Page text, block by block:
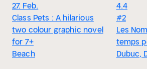
27. Feb.
Class Pets : A hilarious
two colour graphic novel
for 7+
Beach
4.4
#2
Les
temps
Dubuc,